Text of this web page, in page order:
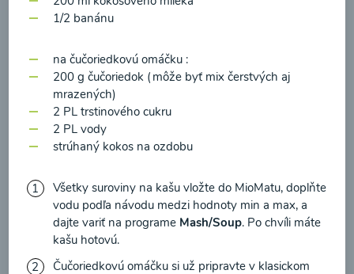
Brokolicové cappuccino
00:25
Načítať ďalšie
1/2 banánu
na čučoriedkovú omáčku :
200 g čučoriedok (môže byť mix čerstvých aj
mrazených)
2 PL trstinového cukru
2 PL vody
strúhaný kokos na ozdobu
Všetky suroviny na kašu vložte do MioMatu, doplňte
vodu podľa návodu medzi hodnoty min a max, a
dajte variť na programe Mash/Soup. Po chvíli máte
kašu hotovú.
Čučoriedkovú omáčku si už pripravte v klasickom
prečítal(a)informácie o Ochrane osobných
údajova súhlasím s nimi.
Súhlasím